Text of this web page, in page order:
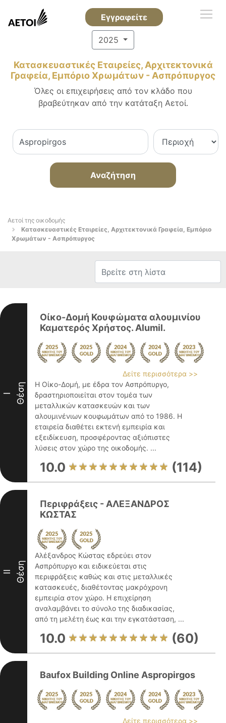
Εγγραφείτε
2025
Κατασκευαστικές Εταιρείες, Αρχιτεκτονικά
Γραφεία, Εμπόριο Χρωμάτων - Ασπρόπυργος
Όλες οι επιχειρήσεις από τον κλάδο που
βραβεύτηκαν από την κατάταξη Αετοί.
Αναζήτηση
Αετοί της οικοδομής
Κατασκευαστικές Εταιρείες, Αρχιτεκτονικά Γραφεία, Εμπόριο
Χρωμάτων - Ασπρόπυργος
I Θέση
Οίκο-Δομή Κουφώματα αλουμινίου
Καματερός Χρήστος. Alumil.
Δείτε περισσότερα >>
Η Οίκο-Δομή, με έδρα τον Ασπρόπυργο,
δραστηριοποιείται στον τομέα των
μεταλλικών κατασκευών και των
αλουμινένιων κουφωμάτων από το 1986. Η
εταιρεία διαθέτει εκτενή εμπειρία και
εξειδίκευση, προσφέροντας αξιόπιστες
λύσεις στον χώρο της οικοδομής. ...
10.0 (114)
II Θέση
Περιφράξεις - ΑΛΕΞΑΝΔΡΟΣ
ΚΩΣΤΑΣ
Αλέξανδρος Κώστας εδρεύει στον
Ασπρόπυργο και ειδικεύεται στις
περιφράξεις καθώς και στις μεταλλικές
κατασκευές, διαθέτοντας μακρόχρονη
εμπειρία στον χώρο. Η επιχείρηση
αναλαμβάνει το σύνολο της διαδικασίας,
από τη μελέτη έως και την εγκατάσταση, ...
10.0 (60)
Baufox Building Online Aspropirgos
Δείτε περισσότερα >>